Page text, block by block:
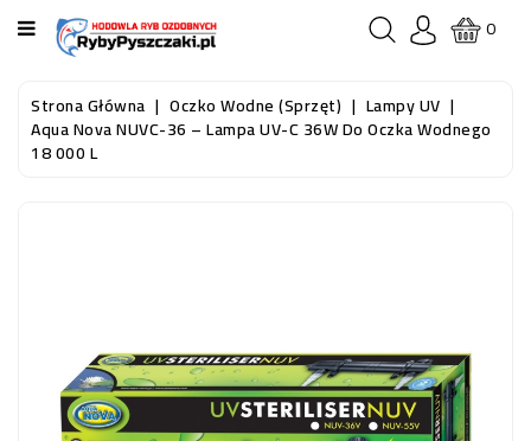
KATEGORIA
STRONA
GŁÓWNA
WODNEGO
STAWU
0
Strona Główna Oczko Wodne (sprzęt) Lampy UV
Aqua Nova NUVC-36 – Lampa UV-C 36W Do Oczka Wodnego
18 000 L